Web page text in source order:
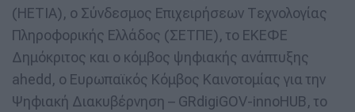
(HETIA), ο Σύνδεσμος Επιχειρήσεων Τεχνολογίας
Πληροφορικής Ελλάδος (ΣΕΤΠΕ), το ΕΚΕΦΕ
Δημόκριτος και ο κόμβος ψηφιακής ανάπτυξης
ahedd, ο Ευρωπαϊκός Κόμβος Καινοτομίας για την
Ψηφιακή Διακυβέρνηση – GRdigiGOV-innoHUB, το